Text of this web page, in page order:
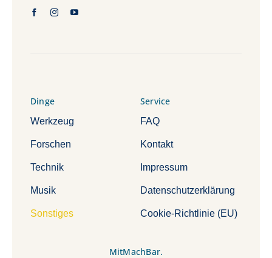
Dinge
Werkzeug
Forschen
Technik
Musik
Sonstiges
Service
FAQ
Kontakt
Impressum
Datenschutzerklärung
Cookie-Richtlinie (EU)
MitMachBar.